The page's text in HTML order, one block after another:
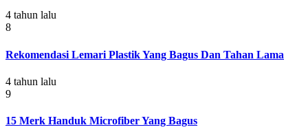
4 tahun lalu
8
Rekomendasi Lemari Plastik Yang Bagus Dan Tahan Lama
4 tahun lalu
9
15 Merk Handuk Microfiber Yang Bagus